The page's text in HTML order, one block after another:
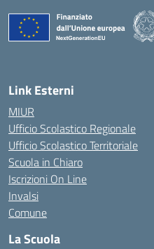
Link Esterni
MIUR
Ufficio Scolastico Regionale
Ufficio Scolastico Territoriale
Scuola in Chiaro
Iscrizioni On Line
Invalsi
Comune
La Scuola